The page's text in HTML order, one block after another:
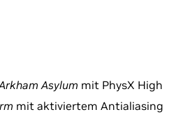
Asylum mit PhysX High
mit aktiviertem Antialiasing